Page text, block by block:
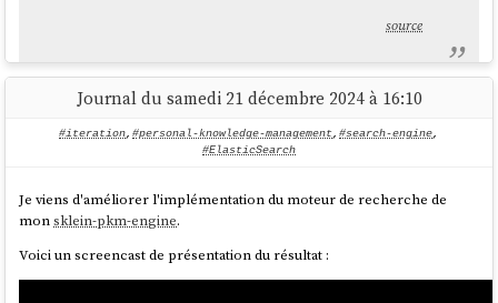
source
Le seul élément que je n'ai pas testé est celui-ci :
doit pas être perturbé pendant les phases
d'importation de données depuis
Journal du samedi 21 décembre 2024 à 16:10
#iteration, #personal-knowledge-management, #search-engine,
#ElasticSearch
Je viens d'améliorer l'implémentation du moteur de recherche de
monsklein-pkm-engine.
Voici un screencast de présentation du résultat :